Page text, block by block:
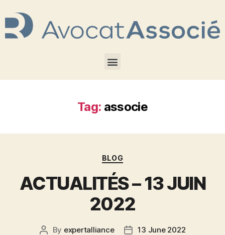
Tag: associe
BLOG
ACTUALITÉS – 13 JUIN
2022
By expertalliance 13 June 2022